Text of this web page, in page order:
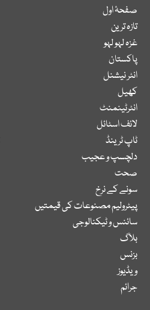
صفحۂ اول
تازہ ترین
غزہ لہو لہو
پاکستان
انٹر نیشنل
کھیل
انٹرٹینمنٹ
لائف اسٹائل
ٹاپ ٹرینڈ
دلچسپ و عجیب
صحت
سونے کے نرخ
پیٹرولیم مصنوعات کی قیمتیں
سائنس و ٹیکنالوجی
بلاگ
بزنس
ویڈیوز
جرائم